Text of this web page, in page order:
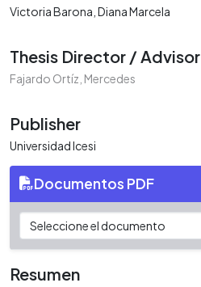
Victoria Barona, Diana Marcela
Thesis Director / Advisor
Fajardo Ortíz, Mercedes
Publisher
Universidad Icesi
Documentos PDF
Resumen